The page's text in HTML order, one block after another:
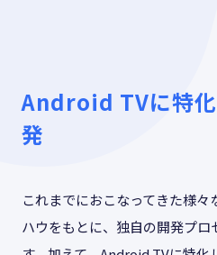
Android TVに特
発
これまでにおこなってきた様々
ハウをもとに、独自の開発プ